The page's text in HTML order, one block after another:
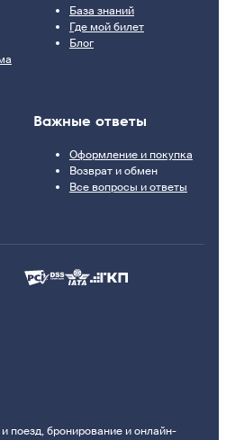
База знаний
Где мой билет
Блог
Важные ответы
Оформление и покупка
Возврат и обмен
Все вопросы и ответы
поезд, бронирование и онлайн-